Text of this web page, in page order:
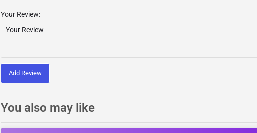
Your Review:
Add Review
You also may like